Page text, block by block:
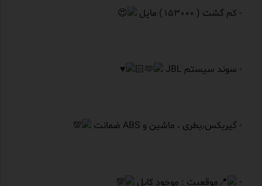
- کم گشت ( 153000 ) مایل
- سوند سیستم JBL
- گیربکس٫بطری ، ماشین و ABS ضمانت
- موقعیت : موجود کابل